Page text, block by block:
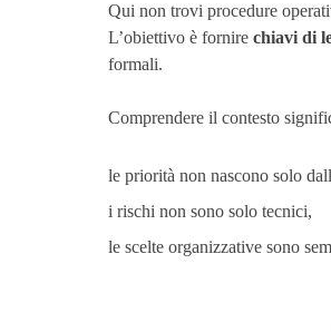
Qui non trovi procedure
L’obiettivo è fornirechiavi di
formali.
Comprendere il contesto
le priorità non nascono solo
i rischi non sono solo tecnici,
le scelte organizzative sono